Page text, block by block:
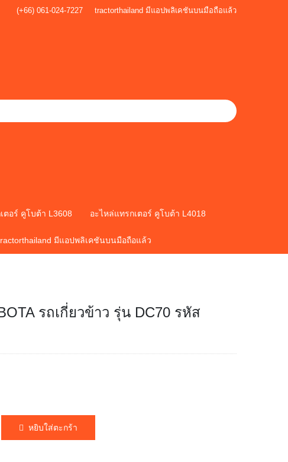
(+66) 061-024-7227 tractorthailand มีแอปพลิเคชันบนมือถือแล้ว
ตอร์ คูโบต้า L3608 อะไหล่แทรกเตอร์ คูโบต้า L4018
มีแอปพลิเคชันบนมือถือแล้ว
รถเกี่ยวข้าว รุ่น DC70 รหัส
หยิบใส่ตะกร้า